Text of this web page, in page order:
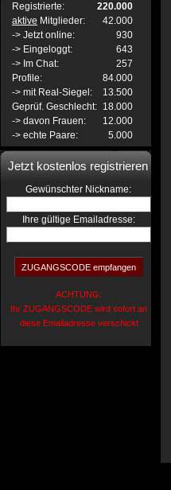
Registrierte:
220.000
aktive Mitglieder:
42.000
-> Jetzt online:
930
-> Eingeloggt:
643
-> Im Chat:
257
Profile:
84.000
-> mit Real-Siegel:
13.500
Geprüf. Geschlecht: 18.000
-> davon Frauen:
12.000
-> echte Paare:
5.000
Jetzt kostenlos registrieren
Gewünschter Nickname:
Ihre gültige Emailadresse:
ACHTUNG:
Ihr ZUGANGSCODE wird sofort an
diese Emailadresse verschickt